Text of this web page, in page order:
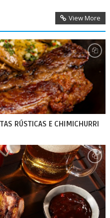
View More
RÚSTICAS E CHIMICHURRI